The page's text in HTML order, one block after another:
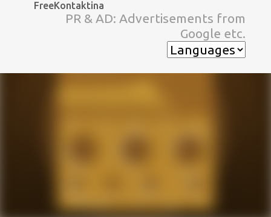
スキップしてメイン コンテンツに移動
FreeKontaktina
PR & AD: Advertisements from
Google etc.